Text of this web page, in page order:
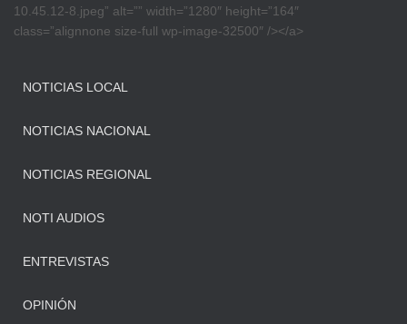
10.45.12-8.jpeg” alt=”” width=”1280″ height=”164″
class=”alignnone size-full wp-image-32500″ /></a>
NOTICIAS LOCAL
NOTICIAS NACIONAL
NOTICIAS REGIONAL
NOTI AUDIOS
ENTREVISTAS
OPINIÓN